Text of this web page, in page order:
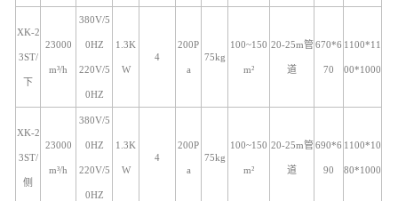
XK-2
3ST/
下
23000
m³/h
380V/5
0HZ
220V/5
0HZ
1.3K
W
4
200P
a
75kg
100~150
m²
20-25m管
道
670*6
70
1100*11
00*1000
XK-2
3ST/
侧
23000
m³/h
380V/5
0HZ
220V/5
0HZ
1.3K
W
4
200P
a
75kg
100~150
m²
20-25m管
道
690*6
90
1100*10
80*1000